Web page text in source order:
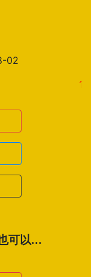
02
1.解夢
可以...